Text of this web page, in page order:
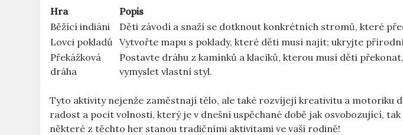
Hra
Popis
Běžící indiáni
Děti závodí a snaží se dotknout konkrétních stromů, které
Lovci pokladů
Vytvořte mapu s poklady, které děti musí najít; ukryjte
Překážková
dráha
Postavte dráhu z kamínků a klacíků, kterou musí děti
vymyslet vlastní styl.
Tyto aktivity nejenže zaměstnají tělo, ale také rozvíjejí kreativitu a motoriku
radost a pocit volnosti, který je v dnešní uspěchané době jak osvobozující, tak
některé z těchto her stanou tradičními aktivitami ve vaší rodině!